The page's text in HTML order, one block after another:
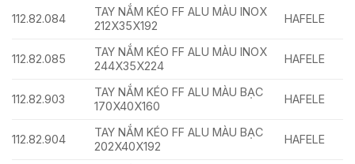
112.82.084
TAY NẮM KÉO FF ALU MÀU INOX
212X35X192
HAFELE
112.82.085
TAY NẮM KÉO FF ALU MÀU INOX
244X35X224
HAFELE
112.82.903
TAY NẮM KÉO FF ALU MÀU BẠC
170X40X160
HAFELE
112.82.904
TAY NẮM KÉO FF ALU MÀU BẠC
202X40X192
HAFELE